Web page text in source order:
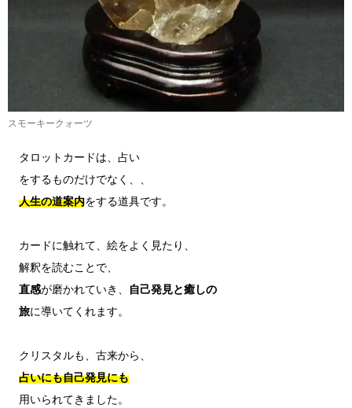
スモーキークォーツ
タロットカードは、占い
人生の道案内をする道具です。
カードに触れて、絵をよく見たり、
直感が磨かれていき、
自己発見と癒しの
旅に導いてくれます。
占いにも自己発見にも
用いられてきました。